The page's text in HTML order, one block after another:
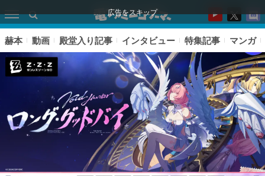
広告をスキップ
赫本 動画 殿堂入り記事 インタビュー 特集記事 マンガ